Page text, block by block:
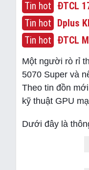
Tin hot ĐTCL
Tin hot Dplus
Tin hot ĐTCL
Một người rò rỉ
5070 Super và
Theo tin đồn
kỹ thuật GPU
Dưới đây là